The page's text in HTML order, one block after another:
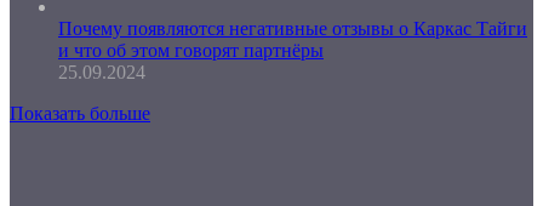
Почему появляются негативные отзывы о Каркас Тайги
и что об этом говорят партнёры
25.09.2024
Показать больше